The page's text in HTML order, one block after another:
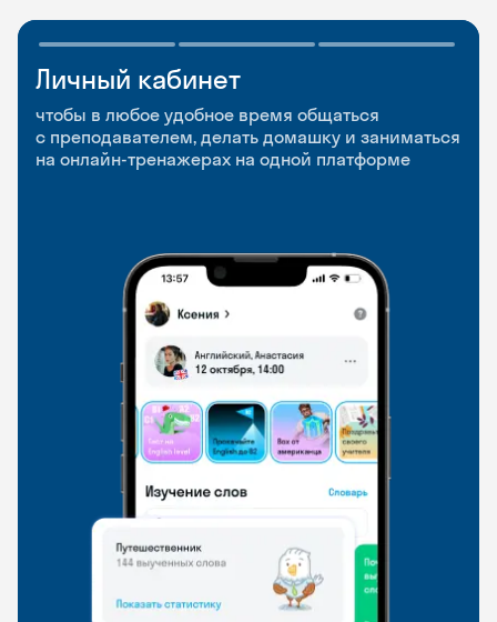
Личный кабинет
чтобы в любое удобное время общаться
с преподавателем, делать домашку и заниматься
на онлайн-тренажерах на одной платформе
Мобильное
приложение
чтобы заниматься и изучать новые слова где
и когда удобно
Разговорные клубы
и Talks
Групповые занятия для разговорной практики
и индивидуальные встречи с преподавателями